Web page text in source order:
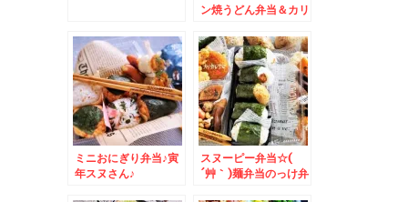
ン焼うどん弁当＆カリ
「Calrose」カルロー
ズ米♪
ミニおにぎり弁当♪寅
年スヌさん♪
スヌーピー弁当☆(
´艸｀)麺弁当のっけ弁